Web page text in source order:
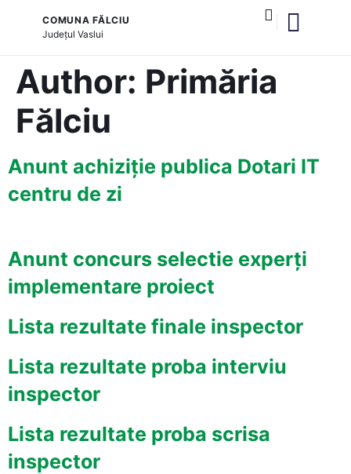
COMUNA FĂLCIU
JudețulVaslui
Author: Primăria
Fălciu
Anunt achiziție publica Dotari IT
centru de zi
Anunt concurs selectie experți
implementare proiect
Lista rezultate finale inspector
Lista rezultate proba interviu
inspector
Lista rezultate proba scrisa
inspector